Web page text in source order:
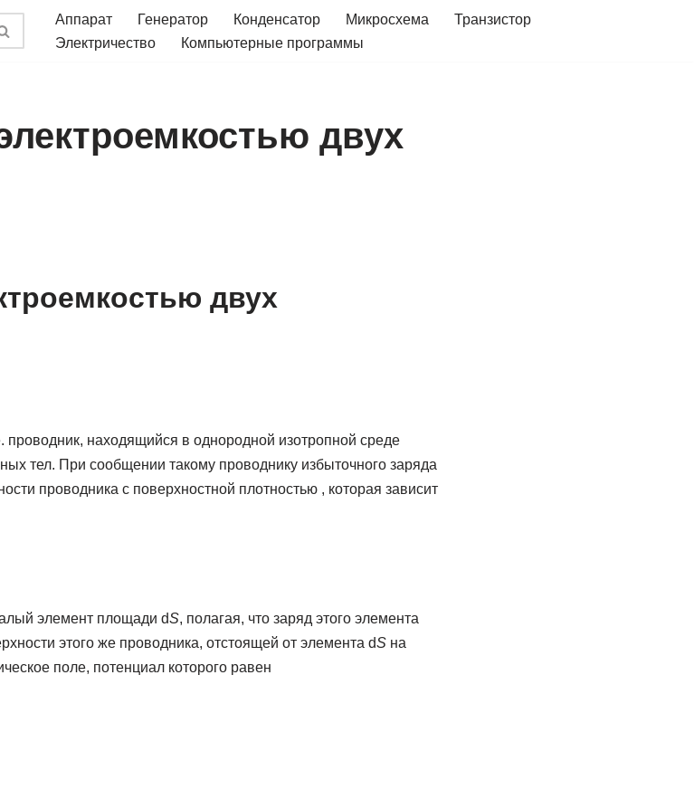
Аппарат Генератор Конденсатор Микросхема
Транзистор
Электричество
Компьютерные программы
двух
двух
проводник, находящийся в однородной изотропной среде
тел. При сообщении такому проводнику избыточного заряда
проводника с поверхностной плотностью , которая зависит
элемент площади dS, полагая, что заряд этого элемента
этого же проводника, отстоящей от элемента dSна
поле, потенциал которого равен